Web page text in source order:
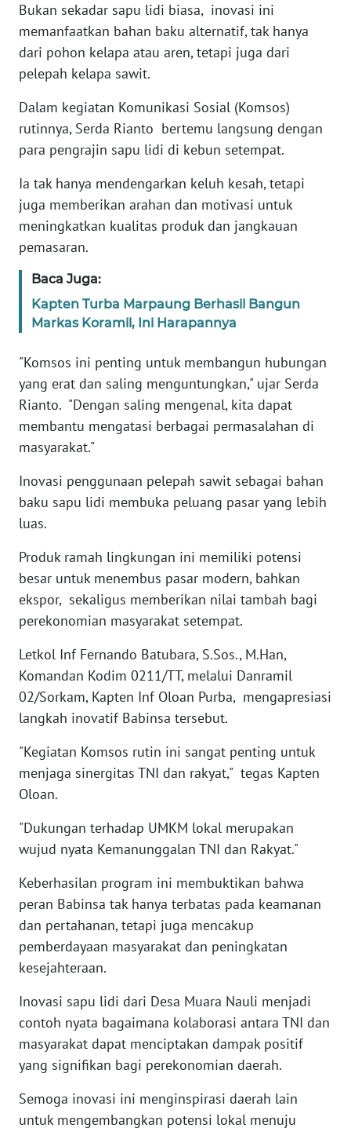
Bukan sekadar sapu lidi biasa, inovasi ini
memanfaatkan bahan baku alternatif, tak hanya
dari pohon kelapa atau aren, tetapi juga dari
pelepah kelapa sawit.
Dalam kegiatan Komunikasi Sosial (Komsos)
rutinnya, Serda Rianto bertemu langsung dengan
para pengrajin sapu lidi di kebun setempat.
Ia tak hanya mendengarkan keluh kesah, tetapi
juga memberikan arahan dan motivasi untuk
meningkatkan kualitas produk dan jangkauan
pemasaran.
Baca Juga:
Kapten Turba Marpaung Berhasil Bangun
Markas Koramil, Ini Harapannya
"Komsos ini penting untuk membangun hubungan
yang erat dan saling menguntungkan," ujar Serda
Rianto. "Dengan saling mengenal, kita dapat
membantu mengatasi berbagai permasalahan di
masyarakat."
Inovasi penggunaan pelepah sawit sebagai bahan
baku sapu lidi membuka peluang pasar yang lebih
luas.
Produk ramah lingkungan ini memiliki potensi
besar untuk menembus pasar modern, bahkan
ekspor, sekaligus memberikan nilai tambah bagi
perekonomian masyarakat setempat.
Letkol Inf Fernando Batubara, S.Sos., M.Han,
Komandan Kodim 0211/TT, melalui Danramil
02/Sorkam, Kapten Inf Oloan Purba, mengapresiasi
langkah inovatif Babinsa tersebut.
"Kegiatan Komsos rutin ini sangat penting untuk
menjaga sinergitas TNI dan rakyat," tegas Kapten
Oloan.
"Dukungan terhadap UMKM lokal merupakan
wujud nyata Kemanunggalan TNI dan Rakyat."
Keberhasilan program ini membuktikan bahwa
peran Babinsa tak hanya terbatas pada keamanan
dan pertahanan, tetapi juga mencakup
pemberdayaan masyarakat dan peningkatan
kesejahteraan.
Inovasi sapu lidi dari Desa Muara Nauli menjadi
contoh nyata bagaimana kolaborasi antara TNI dan
masyarakat dapat menciptakan dampak positif
yang signifikan bagi perekonomian daerah.
Semoga inovasi ini menginspirasi daerah lain
untuk mengembangkan potensi lokal menuju
BARAT
WN
RIAU
WN
SERAMBI
WN
JAMBI
WN
SULTRA
NTB
SULTENG
WN
SULBAR
BABEL
WN
WN
SUMSEL
BENGKULU
WN
LAMPUNG
WN
JATENG
NUSANTARA
JOGJA
WN
JATIM
BALI
WN
KALBAR
WN
KALTENG